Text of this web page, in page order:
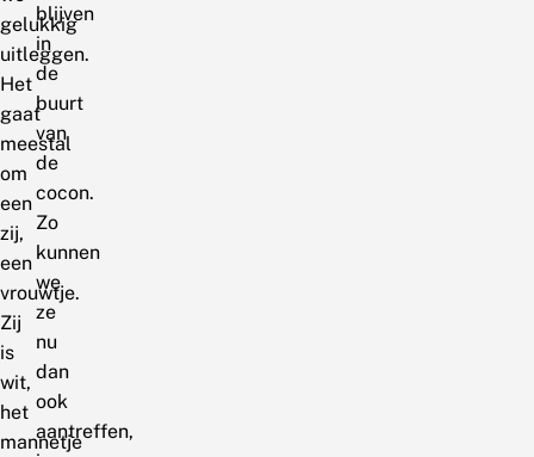
gelukkig
uitleggen.
Het
gaat
meestal
om
een
zij,
een
vrouwtje.
Zij
is
wit,
het
mannetje
blijven
in
de
buurt
van
de
cocon.
Zo
kunnen
we
ze
nu
dan
ook
aantreffen,